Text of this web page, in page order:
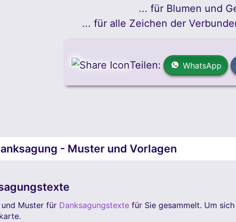
... für Blumen und
... für alle Zeichen der
Teilen: WhatsApp
- Muster und Vorlagen
Muster für Danksagungstexte für Sie gesammelt. Um